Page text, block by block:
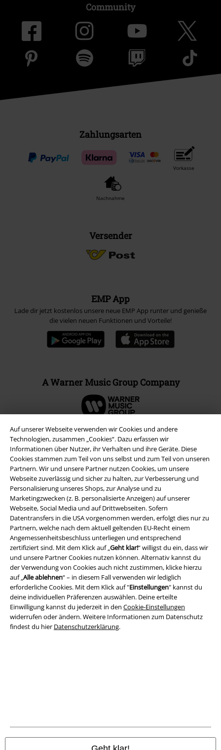
Auf unserer Webseite verwenden wir Cookies und andere
Technologien, zusammen „Cookies“. Dazu erfassen wir
Informationen über Nutzer, ihr Verhalten und ihre Geräte. Diese
Cookies stammen zum Teil von uns selbst und zum Teil von unseren
Partnern. Wir und unsere Partner nutzen Cookies, um unsere
Webseite zuverlässig und sicher zu halten, zur Verbesserung und
Personalisierung unseres Shops, zur Analyse und zu
Marketingzwecken (z. B. personalisierte Anzeigen) auf unserer
Webseite, Social Media und auf Drittwebseiten. Sofern
Datentransfers in die USA vorgenommen werden, erfolgt dies nur zu
Partnern, welche nach dem aktuell geltenden EU-Recht einem
Angemessenheitsbeschluss unterliegen und entsprechend
zertifiziert sind. Mit dem Klick auf „Geht klar!“ willigst du ein, dass wir
und unsere Partner Cookies nutzen können. Alternativ kannst du
der Verwendung von Cookies auch nicht zustimmen, klicke hierzu
auf „Alle ablehnen“ – in diesem Fall verwenden wir lediglich
erforderliche Cookies. Mit dem Klick auf "Einstellungen" kannst du
deine individuellen Präferenzen auswählen. Deine erteilte
Einwilligung kannst du jederzeit in den Cookie-Einstellungen
widerrufen oder ändern. Weitere Informationen zum Datenschutz
findest du hier Datenschutzerklärung.
Community
Zahlungsarten
Vorkasse
Nachnahme
Versender
EMP App
Lade dir jetzt kostenlos unsere neue EMP App runter und genieße
die vielen neuen Funktionen und Vorteile!
A Warner Music Group Company
Rechtliches
AGB
Impressum
Datenschutz
Entsorgung und Umweltschutz
Konformitätserklärung